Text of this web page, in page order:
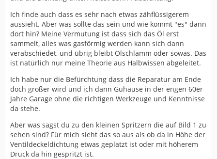
Ich finde auch dass es sehr nach etwas zähflüssigerem
aussieht. Aber was sollte das sein und wie kommt "es" dann
dort hin? Meine Vermutung ist dass sich das Öl erst
sammelt, alles was gasförmig werden kann sich dann
verabschiedet, und übrig bleibt Ölschlamm oder sowas. Das
ist natürlich nur meine Theorie aus Halbwissen abgeleitet.
Ich habe nur die Befürchtung dass die Reparatur am Ende
doch größer wird und ich dann Guhause in der engen 60er
Jahre Garage ohne die richtigen Werkzeuge und Kenntnisse
da stehe.
Aber was sagst du zu den kleinen Spritzern die auf Bild 1 zu
sehen sind? Für mich sieht das so aus als ob da in Höhe der
Ventildeckeldichtung etwas geplatzt ist oder mit höherem
Druck da hin gespritzt ist.